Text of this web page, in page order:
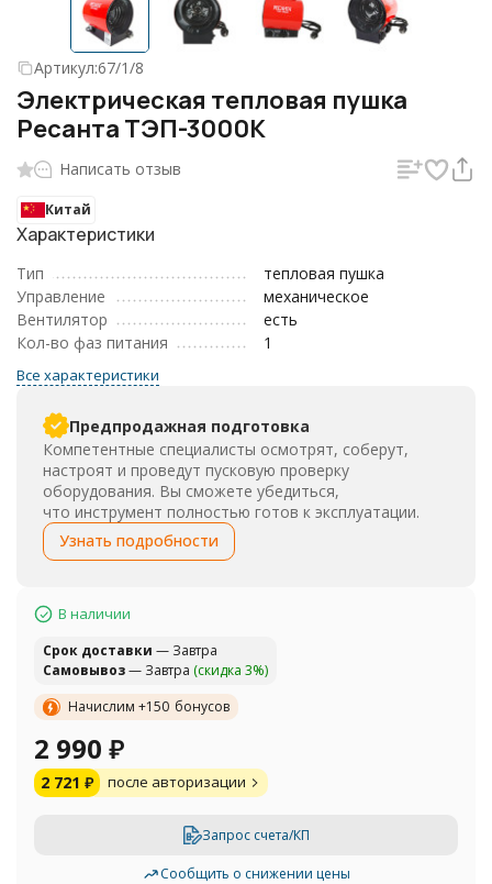
Артикул:67/1/8
Электрическая тепловая пушка
Ресанта ТЭП-3000К
Написать отзыв
Китай
Характеристики
Тип
тепловая пушка
Управление
механическое
Вентилятор
есть
Кол-во фаз питания
1
Все характеристики
Предпродажная подготовка
Компетентные специалисты осмотрят, соберут,
настроят и проведут пусковую проверку
оборудования. Вы сможете убедиться,
что инструмент полностью готов к эксплуатации.
Узнать подробности
В наличии
Cрок доставки — Завтра
Самовывоз— Завтра (скидка 3%)
Начислим +150 бонусов
2 990 ₽
2 721 ₽ после авторизации
Запрос счета/КП
Сообщить о снижении цены